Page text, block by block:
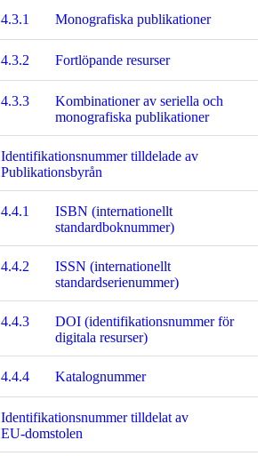
4.3.1 Monografiska publikationer
4.3.2 Fortlöpande resurser
4.3.3
Kombinationer av seriella och
monografiska publikationer
Identifikationsnummer tilldelade av
Publikationsbyrån
4.4.1
ISBN (internationellt
standardboknummer)
4.4.2
ISSN (internationellt
standardserienummer)
4.4.3
DOI (identifikationsnummer för
digitala resurser)
4.4.4 Katalognummer
Identifikationsnummer tilldelat av
EU-domstolen